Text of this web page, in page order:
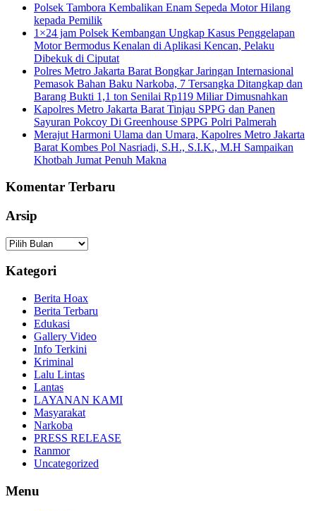
Polsek Tambora Kembalikan Enam Sepeda Motor Hilang
kepada Pemilik
1×24 jam Polsek Kembangan Ungkap Kasus Penggelapan
Motor Bermodus Kenalan di Aplikasi Kencan, Pelaku
Dibekuk di Ciputat
Polres Metro Jakarta Barat Bongkar Jaringan Internasional
Pemasok Bahan Baku Narkoba, 7 Tersangka Ditangkap dan
Barang Bukti 1,1 ton Senilai Rp119 Miliar Dimusnahkan
Kapolres Metro Jakarta Barat Tinjau SPPG dan Panen
Sayuran Pokcoy Di Greenhouse SPPG Polri Palmerah
Merajut Harmoni Ulama dan Umara, Kapolres Metro Jakarta
Barat Kombes Pol Nasriadi, S.H., S.I.K., M.H Sampaikan
Khotbah Jumat Penuh Makna
Komentar Terbaru
Arsip
Arsip
Kategori
Berita Hoax
Berita Terbaru
Edukasi
Gallery Video
Info Terkini
Kriminal
Lalu Lintas
Lantas
LAYANAN KAMI
Masyarakat
Narkoba
PRESS RELEASE
Ranmor
Uncategorized
Menu